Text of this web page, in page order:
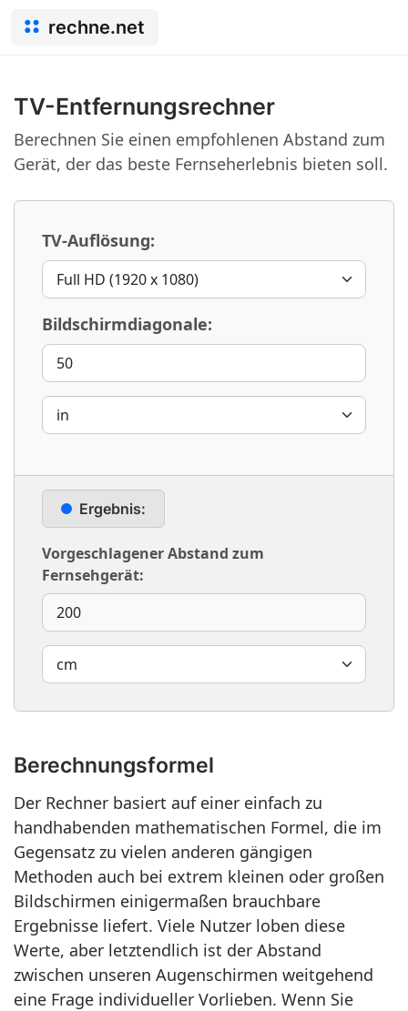
rechne.net
TV-Entfernungsrechner
Berechnen Sie einen empfohlenen Abstand zum
Gerät, der das beste Fernseherlebnis bieten soll.
TV-Auflösung:
Bildschirmdiagonale:
Ergebnis:
Vorgeschlagener Abstand zum
Fernsehgerät:
Berechnungsformel
Der Rechner basiert auf einer einfach zu
handhabenden mathematischen Formel, die im
Gegensatz zu vielen anderen gängigen
Methoden auch bei extrem kleinen oder großen
Bildschirmen einigermaßen brauchbare
Ergebnisse liefert. Viele Nutzer loben diese
Werte, aber letztendlich ist der Abstand
zwischen unseren Augenschirmen weitgehend
eine Frage individueller Vorlieben. Wenn Sie